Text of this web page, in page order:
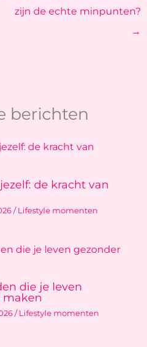
zijn de echte minpunten?
→
berichten
de kracht van
/ Lifestyle momenten
die je leven
maken
/ Lifestyle momenten